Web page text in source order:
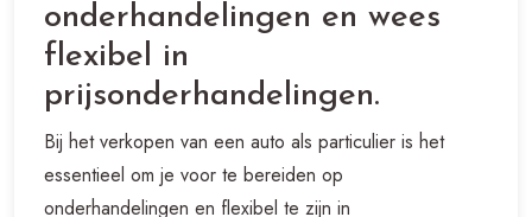
onderhandelingen en wees
flexibel in
prijsonderhandelingen.
Bij het verkopen van een auto als particulier is het
essentieel om je voor te bereiden op
onderhandelingen en flexibel te zijn in